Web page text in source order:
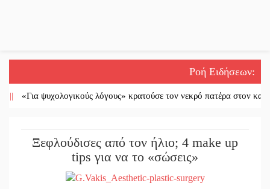
Ροή Ειδήσεων:
ψυχολογικούς λόγους» κρατούσε τον νεκρό πατέρα στον
Ξεφλούδισες από τον ήλιο; 4 make up
tips για να το «σώσεις»